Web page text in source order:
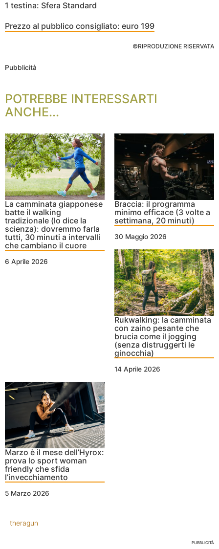
1 testina: Sfera Standard
Prezzo al pubblico consigliato: euro 199
©RIPRODUZIONE RISERVATA
Pubblicità
POTREBBE INTERESSARTI
ANCHE...
La camminata giapponese
batte il walking
tradizionale (lo dice la
scienza): dovremmo farla
tutti, 30 minuti a intervalli
che cambiano il cuore
6 Aprile 2026
Braccia: il programma
minimo efficace (3 volte a
settimana, 20 minuti)
30 Maggio 2026
Rukwalking: la camminata
con zaino pesante che
brucia come il jogging
(senza distruggerti le
ginocchia)
14 Aprile 2026
Marzo è il mese dell’Hyrox:
prova lo sport woman
friendly che sfida
l’invecchiamento
5 Marzo 2026
theragun
PUBBLICITÀ